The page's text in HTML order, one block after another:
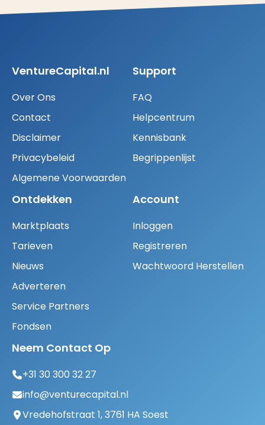
VentureCapital.nl
Over Ons
Contact
Disclaimer
Privacybeleid
Algemene Voorwaarden
Support
FAQ
Helpcentrum
Kennisbank
Begrippenlijst
Ontdekken
Marktplaats
Tarieven
Nieuws
Adverteren
Service Partners
Fondsen
Account
Inloggen
Registreren
Wachtwoord Herstellen
Neem Contact Op
+31 30 300 32 27
info@venturecapital.nl
Vredehofstraat 1, 3761 HA Soest